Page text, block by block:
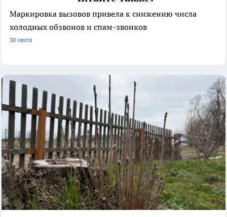
Маркировка вызовов привела к снижению числа
холодных обзвонов и спам-звонков
30 июля